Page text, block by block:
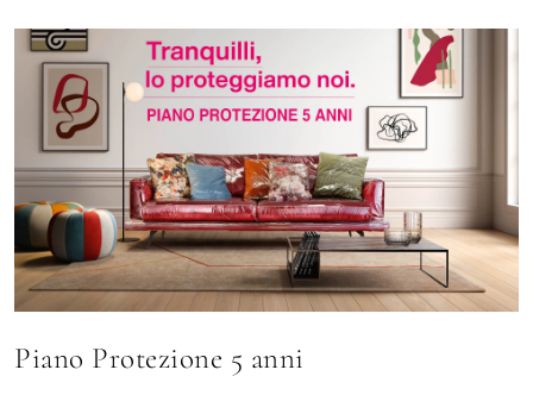
Piano Protezione 5 anni